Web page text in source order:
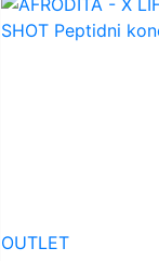
OUTLET